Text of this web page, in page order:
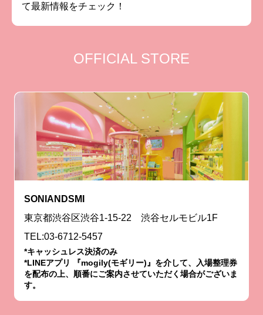
て最新情報をチェック！
OFFICIAL STORE
SONIANDSMI
東京都渋谷区渋谷1-15-22 渋谷セルモビル1F
TEL:03-6712-5457
*キャッシュレス決済のみ
*LINEアプリ 『mogily(モギリー)』を介して、入場整理券
を配布の上、順番にご案内させていただく場合がございま
す。